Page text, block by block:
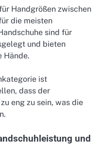
Handgrößen zwischen
die meisten
sind für
und bieten
Hände.
ist
dass der
eng zu sein, was die
und